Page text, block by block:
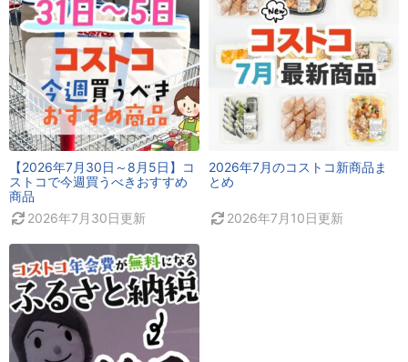
【2026年7月30日～8月5日】コ
ストコで今週買うべきおすすめ
商品
2026年7月30日更新
2026年7月のコストコ新商品ま
とめ
2026年7月10日更新